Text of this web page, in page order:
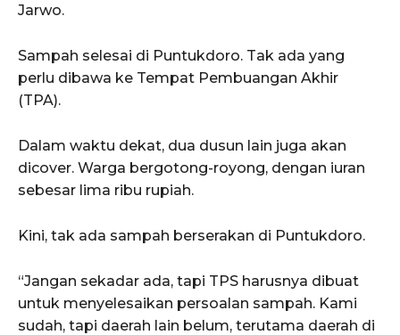
Jarwo.
Sampah selesai di Puntukdoro. Tak ada yang
perlu dibawa ke Tempat Pembuangan Akhir
(TPA).
Dalam waktu dekat, dua dusun lain juga akan
dicover. Warga bergotong-royong, dengan iuran
sebesar lima ribu rupiah.
Kini, tak ada sampah berserakan di Puntukdoro.
“Jangan sekadar ada, tapi TPS harusnya dibuat
untuk menyelesaikan persoalan sampah. Kami
sudah, tapi daerah lain belum, terutama daerah di